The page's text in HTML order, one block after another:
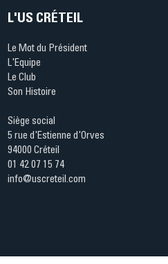
L'US CRÉTEIL
Le Mot du Président
L'Equipe
Le Club
Son Histoire
Siège social
5 rue d'Estienne d'Orves
94000 Créteil
01 42 07 15 74
info@uscreteil.com